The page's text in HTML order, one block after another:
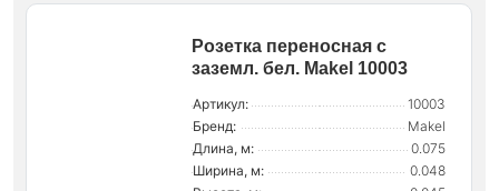
Розетка переносная с
заземл. бел. Makel 10003
Артикул:
10003
Бренд:
Makel
Длина, м:
0.075
Ширина, м:
0.048